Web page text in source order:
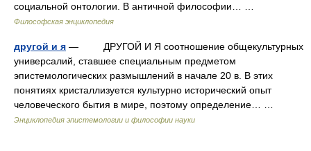
социальной онтологии. В античной философии… …
Философская энциклопедия
другой и я — ДРУГОЙ И Я соотношение общекультурных
универсалий, ставшее специальным предметом
эпистемологических размышлений в начале 20 в. В этих
понятиях кристаллизуется культурно исторический опыт
человеческого бытия в мире, поэтому определение… …
Энциклопедия эпистемологии и философии науки